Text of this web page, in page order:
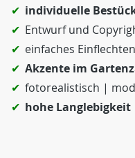
individuelle
Entwurf und
einfaches
Akzente im
fotorealistisch |
hohe Langlebigkeit